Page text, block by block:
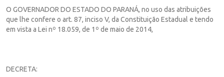
O GOVERNADOR DO ESTADO DO PARANÁ, no uso das atribuições
que lhe confere o art. 87, inciso V, da Constituição Estadual e tendo
em vista a Lei nº 18.059, de 1º de maio de 2014,
DECRETA: